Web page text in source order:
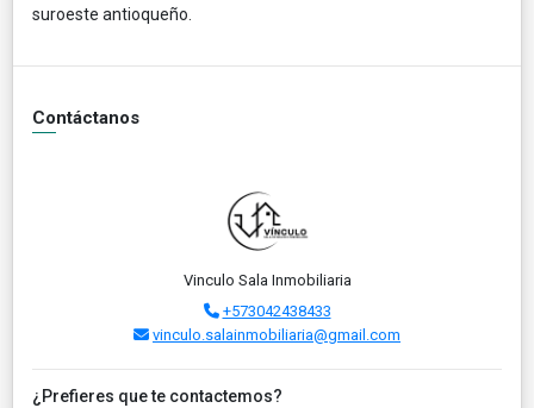
suroeste antioqueño.
Contáctanos
Vinculo Sala Inmobiliaria
+573042438433
vinculo.salainmobiliaria@gmail.com
¿Prefieres que te contactemos?